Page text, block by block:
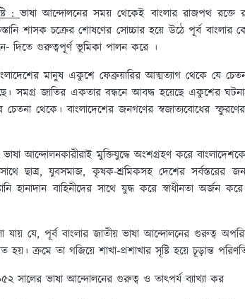
:ভাষা আন্দোলনের সময় থেকেই বাংলার রাজপথ
শাসক চক্রের শোষণের সোচ্চার হয়ে উঠে পূর্ব
দিতে গুরুত্বপূর্ণ ভূমিকা পালন করে ।
মানুষ একুশে ফেব্রুয়ারির আত্মত্যাগ থেকে যে
সমগ্র জাতির একতার বন্ধনে আবদ্ধ হয়েছে একুশের
চেতনা থেকে। বাংলাদেশের জনগণের স্বজাত্যবোধের
আন্দোলনকারীরাই মুক্তিযুদ্ধে অংশগ্রহণ করে
ছাত্র, যুবসমাজ, কৃষক-শ্রমিকসহ দেশের সর্বস্তরের
হানাদান বাহিনীদের সাথে যুদ্ধ করে স্বাধীনতা অর্জন
যায় যে, পূর্ব বাংলার জাতীয় ভাষা আন্দোলনের গুরুত্ব
হয়। ক্রমে তা গজিয়ে শাখা-প্রশাখার সৃষ্টি হয়ে চূড়ান্ত
সালের ভাষা আন্দোলনের গুরুত্ব ও তাৎপর্য ব্যাখ্যা কর